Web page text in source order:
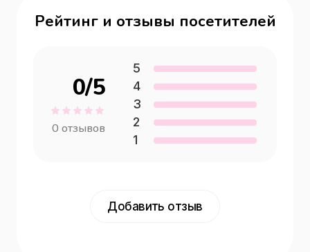
Рейтинг и отзывы посетителей
0/5
0 отзывов
5
4
3
2
1
Добавить отзыв